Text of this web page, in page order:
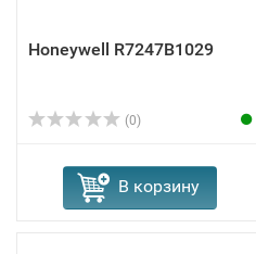
Honeywell R7247B1029
(0)
В корзину